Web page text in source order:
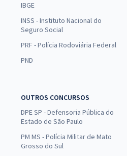
IBGE
INSS - Instituto Nacional do
Seguro Social
PRF - Polícia Rodoviária Federal
PND
OUTROS CONCURSOS
DPE SP - Defensoria Pública do
Estado de São Paulo
PM MS - Polícia Militar de Mato
Grosso do Sul